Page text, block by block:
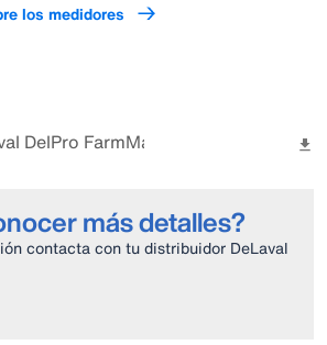
los medidores
DelPro FarmManager.pdf
más detalles?
contacta con tu distribuidor DeLaval